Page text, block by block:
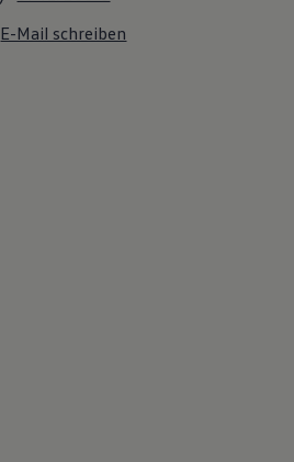
E-Mail schreiben